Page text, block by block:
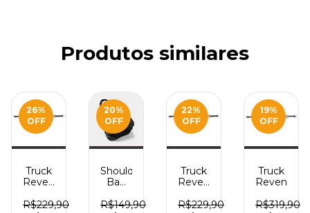
Produtos similares
26%
OFF
Truck
Revenge
R$229,90
20%
OFF
Shoulder
Bag
Logo
R$149,90
22%
OFF
Truck
Revenge
Color
R$229,90
19%
OFF
Truck
Revenge
R$319,90